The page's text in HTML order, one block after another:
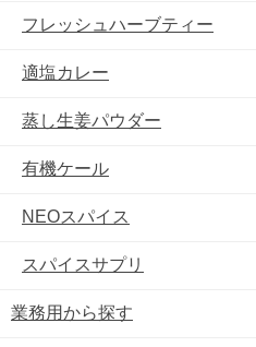
フレッシュハーブティー
適塩カレー
蒸し生姜パウダー
有機ケール
NEOスパイス
スパイスサプリ
業務用から探す